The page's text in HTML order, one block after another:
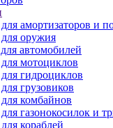
амортизаторов и
оружия
автомобилей
мотоциклов
гидроциклов
грузовиков
комбайнов
газонокосилок и
кораблей